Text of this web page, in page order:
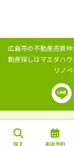
探す 来店予約
広島市の不動産売買
動産探しはマエダハウ
リノ